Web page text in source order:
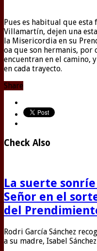
Pues es habitual que
Villamartín, dejen una
la Misericordia en su
oa que son hermanis, por
encuentran en el camino,
en cada trayecto.
Share
Check Also
La suerte
Señor en el
del
Rodri García Sánchez
a su madre, Isabel